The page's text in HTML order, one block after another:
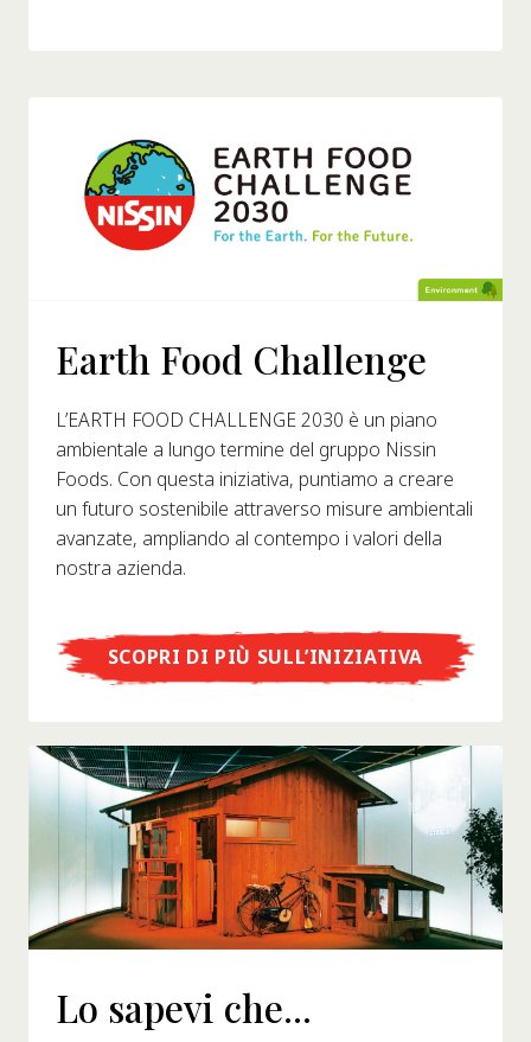
Earth Food Challenge
L’EARTH FOOD CHALLENGE 2030 è un piano
ambientale a lungo termine del gruppo Nissin
Foods. Con questa iniziativa, puntiamo a creare
un futuro sostenibile attraverso misure ambientali
avanzate, ampliando al contempo i valori della
nostra azienda.
SCOPRI DI PIÙ SULL’INIZIATIVA
Lo sapevi che...